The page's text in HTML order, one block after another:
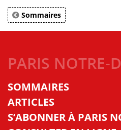
Sommaires
PARIS NOTRE-
SOMMAIRES
ARTICLES
S’ABONNER À PARIS